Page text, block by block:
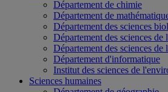
Département de chimie
Département de
Département des sciences
Département des sciences de
Département des sciences
Département d'informatique
Institut des sciences de
Sciences humaines